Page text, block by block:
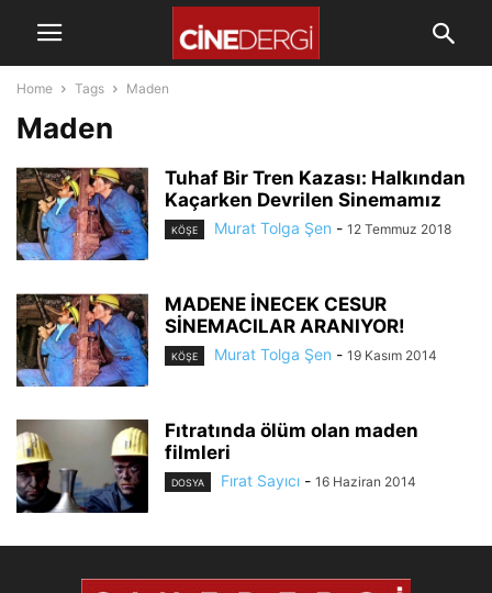
Home Tags Maden
Maden
Tuhaf Bir Tren Kazası: Halkından
Kaçarken Devrilen Sinemamız
KÖŞE Murat Tolga Şen - 12 Temmuz 2018
MADENE İNECEK CESUR
SİNEMACILAR ARANIYOR!
KÖŞE Murat Tolga Şen - 19 Kasım 2014
Fıtratında ölüm olan maden
filmleri
DOSYA Fırat Sayıcı - 16 Haziran 2014